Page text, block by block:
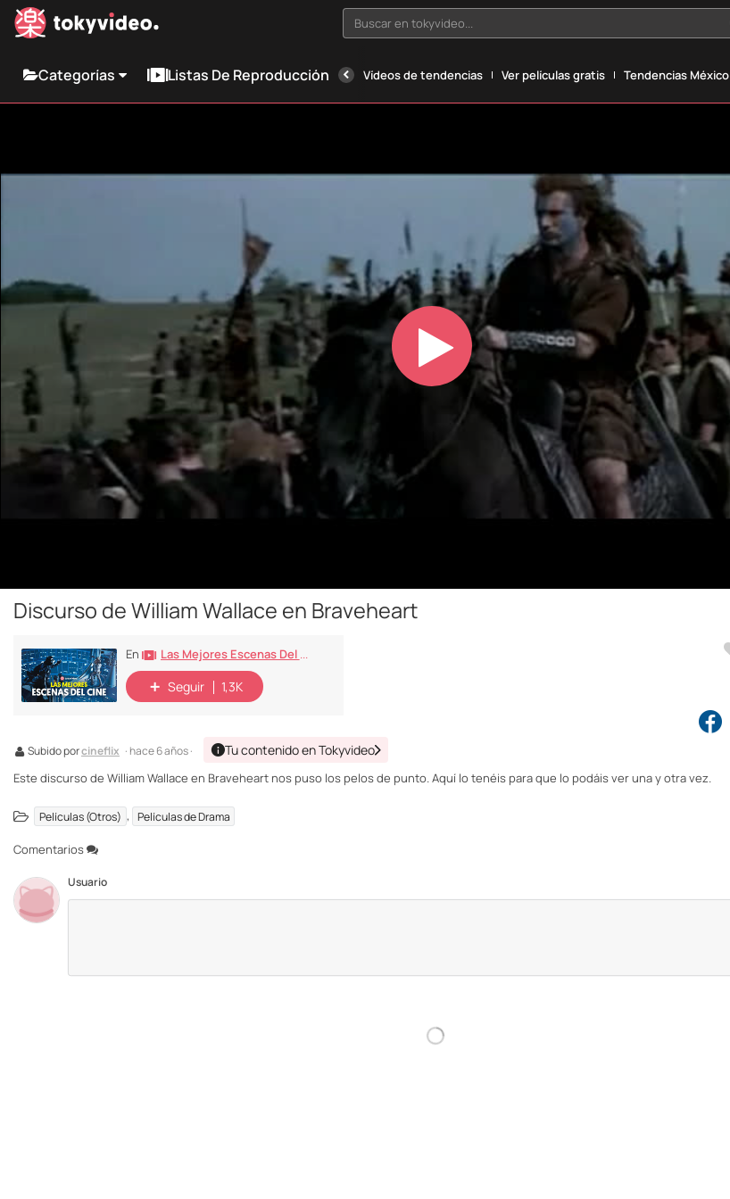
Buscar en tokyvideo...
Categorías Listas De Reproducción Vídeos de tendencias Ver películas gratis Tendencias México
Play
Video
Discurso de William Wallace en Braveheart
En Las Mejores Escenas Del Cine
Seguir 1,3K
Subido porcineflix · hace 6 años · Tu contenido en Tokyvideo
Este discurso de William Wallace en Braveheart nos puso los pelos de punto. Aquí lo tenéis para que lo podáis ver una y otra vez.
Películas (Otros) , Películas de Drama
Comentarios
Usuario